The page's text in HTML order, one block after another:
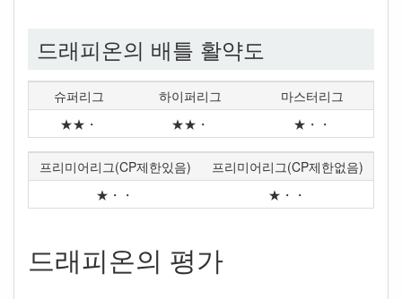
드래피온의 배틀 활약도
슈퍼리그 하이퍼리그
마스터리그
★★・
★★・ ★・・
프리미어리그(CP제한있음)
프리미어리그(CP제한없음)
★・・
★・・
드래피온의 평가